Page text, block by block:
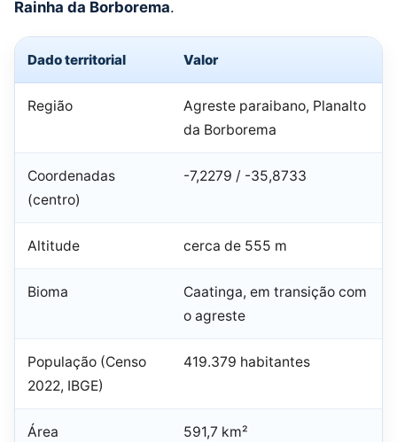
Rainha da Borborema.
Dado territorial Valor
Região
Agreste paraibano, Planalto
da Borborema
Coordenadas
(centro)
-7,2279 / -35,8733
Altitude cerca de 555 m
Bioma
Caatinga, em transição com
o agreste
População (Censo
2022, IBGE)
419.379 habitantes
Área 591,7 km²